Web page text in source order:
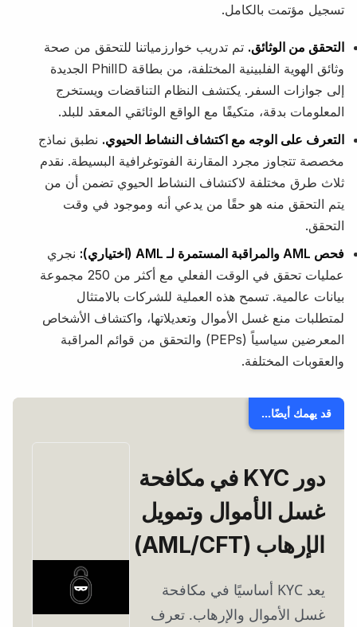
تسجيل مؤتمت بالكامل.
التحقق من الوثائق. تم تدريب خوارزمياتنا للتحقق من صحة
وثائق الهوية الفلبينية المختلفة، من بطاقة PhilID الجديدة
إلى جوازات السفر. يكتشف النظام التناقضات ويستخرج
المعلومات بدقة، متكيفًا مع الواقع الوثائقي المعقد للبلد.
التعرف على الوجه مع اكتشاف النشاط الحيوي. نطبق نماذج
مخصصة تتجاوز مجرد المقارنة الفوتوغرافية البسيطة. نقدم
ثلاث طرق مختلفة لاكتشاف النشاط الحيوي تضمن أن من
يتم التحقق منه هو حقًا من يدعي أنه وموجود في وقت
التحقق.
فحص AML والمراقبة المستمرة لـ AML (اختياري):
نجري
عمليات تحقق في الوقت الفعلي مع أكثر من 250 مجموعة
بيانات عالمية. تسمح هذه العملية للشركات بالامتثال
لمتطلبات منع غسل الأموال وتعديلاتها، واكتشاف الأشخاص
المعرضين سياسياً (PEPs) والتحقق من قوائم المراقبة
والعقوبات المختلفة.
قد يهمك أيضًا...
دور KYC في مكافحة
غسل الأموال وتمويل
الإرهاب (AML/CFT)
يعد KYC أساسيًا في مكافحة
غسل الأموال والإرهاب. تعرف